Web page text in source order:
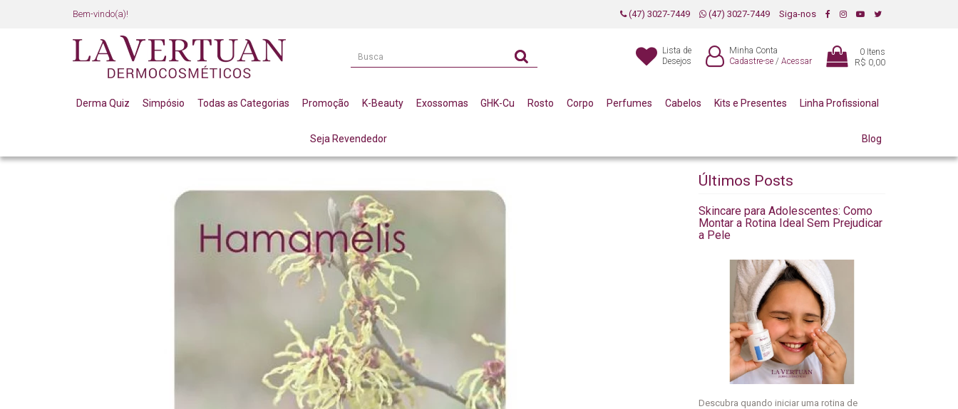
Bem-vindo(a)! (47) 3027-7449 (47) 3027-7449 Siga-nos
Lista de
Desejos
Minha Conta
Cadastre-se / Acessar
0 Itens
R$ 0,00
Derma Quiz Simpósio Todas as Categorias Promoção K-Beauty Exossomas GHK-Cu Rosto Corpo Perfumes Cabelos Kits e Presentes Linha Profissional
Seja Revendedor Blog
HAMAMÉLIS: AÇÃO ADSTRINGENTE, CALMANTE E EQUILIBRANTE PARA A PELE
Últimos Posts
Skincare para Adolescentes: Como
Montar a Rotina Ideal Sem Prejudicar
a Pele
Descubra quando iniciar uma rotina de